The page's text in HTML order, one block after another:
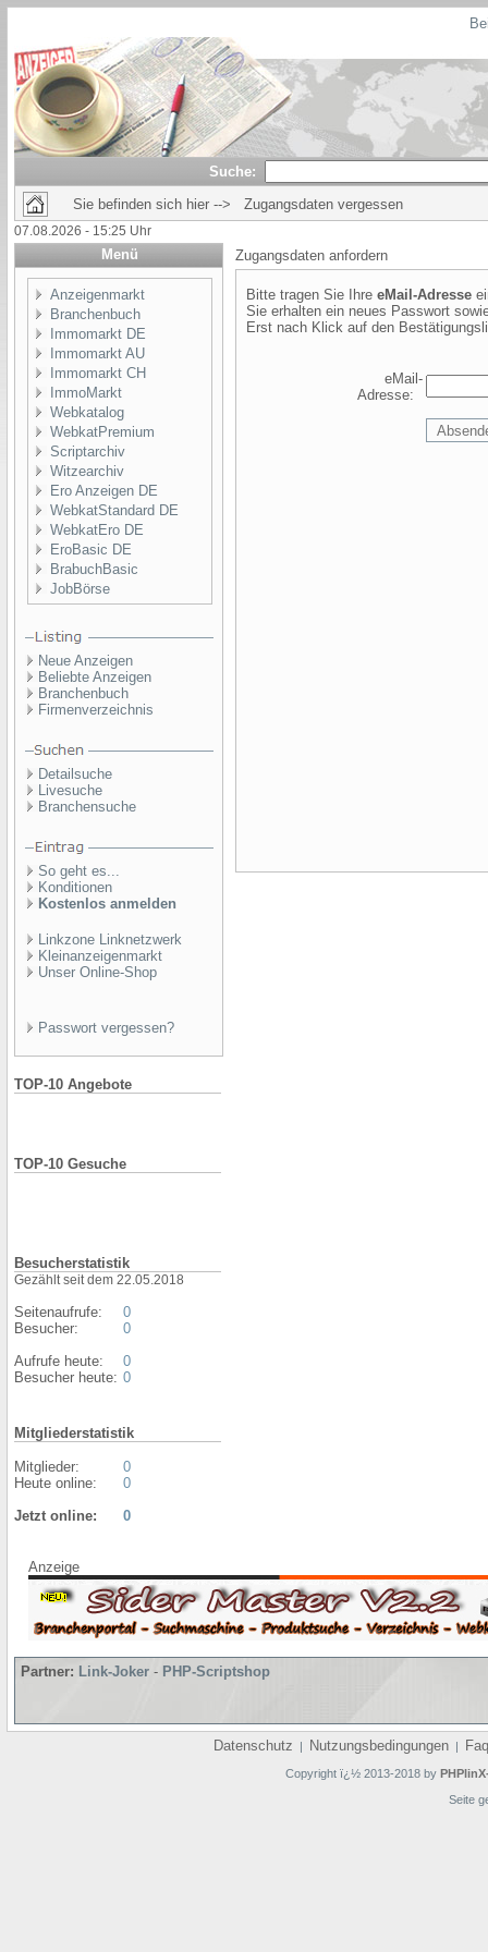
Suche:
Sie befinden sich hier --> Zugangsdaten vergessen
07.08.2026 - 15:25 Uhr
Menü
Anzeigenmarkt
Branchenbuch
Immomarkt DE
Immomarkt AU
Immomarkt CH
ImmoMarkt
Webkatalog
WebkatPremium
Scriptarchiv
Witzearchiv
Ero Anzeigen DE
WebkatStandard DE
WebkatEro DE
EroBasic DE
BrabuchBasic
JobBörse
Neue Anzeigen
Beliebte Anzeigen
Branchenbuch
Firmenverzeichnis
Detailsuche
Livesuche
Branchensuche
So geht es...
Konditionen
Kostenlos anmelden
Linkzone Linknetzwerk
Kleinanzeigenmarkt
Unser Online-Shop
Passwort vergessen?
TOP-10 Angebote
TOP-10 Gesuche
Besucherstatistik
Gezählt seit dem 22.05.2018
Seitenaufrufe:
Besucher:
Aufrufe heute:
Besucher heute:
0
0
0
0
Mitgliederstatistik
Mitglieder:
Heute online:
0
0
Jetzt online:
0
Zugangsdaten anfordern
Bitte tragen Sie Ihre eMail-Adresse
Sie erhalten ein neues Passwort
Erst nach Klick auf den
eMail-
Adresse:
Anzeige
Partner: Link-Joker - PHP-Scriptshop
Datenschutz | Nutzungsbedingungen | Faq
Copyright ï¿½ 2013-2018 by
Seite